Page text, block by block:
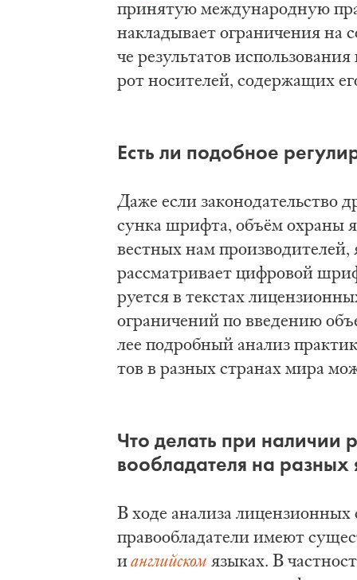
при­ня­тую меж­ду­на­род­ную
на­кла­ды­ва­ет огра­ни­че­ния на
че ре­зуль­та­тов
рот но­си­те­лей, со­дер­жа­щих
Есть ли по­доб­ное
Да­же если за­ко­но­да­тель­ство
сун­ка шриф­та, объ­ём охра­ны
вест­ных нам
рас­смат­ри­ва­ет циф­ро­вой
ру­ет­ся в тек­стах
огра­ни­че­ний по вве­де­нию
лее по­дроб­ный ана­лиз
тов в раз­ных стра­нах ми­ра
Что де­лать при на­ли­чии
во­об­ла­да­те­ля на
В хо­де ана­ли­за
пра­во­об­ла­да­те­ли име­ют
иан­глий­ском язы­ках. В